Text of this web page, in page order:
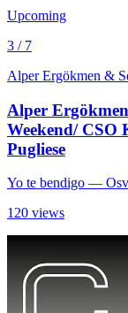
Upcoming
3 / 7
Alper Ergökmen &
Alper
Weekend/ CSO
Pugliese
Yo te bendigo —
120 views